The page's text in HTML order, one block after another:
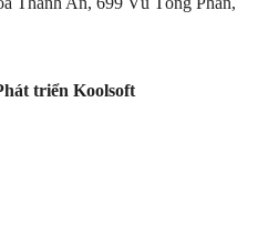
triển Koolsoft